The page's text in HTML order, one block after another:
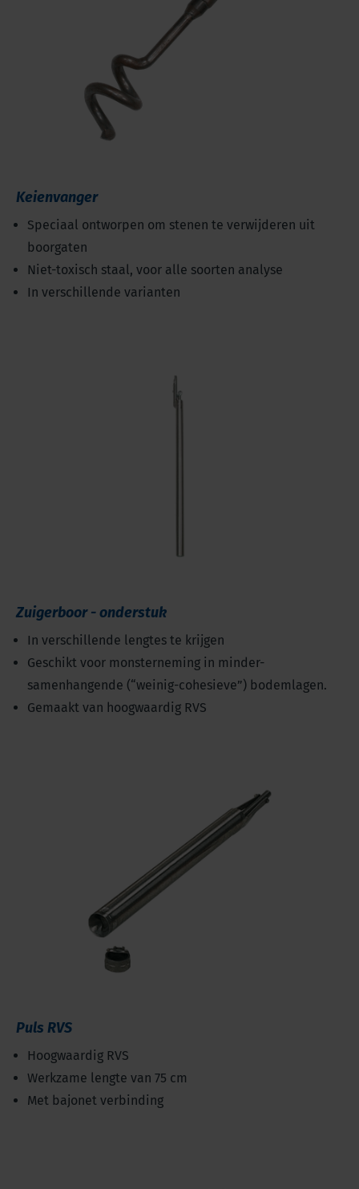
Keienvanger
Speciaal ontworpen om stenen te verwijderen uit
boorgaten
Niet-toxisch staal, voor alle soorten analyse
In verschillende varianten
Zuigerboor - onderstuk
In verschillende lengtes te krijgen
Geschikt voor monsterneming in minder-
samenhangende (“weinig-cohesieve”) bodemlagen.
Gemaakt van hoogwaardig RVS
Puls RVS
Hoogwaardig RVS
Werkzame lengte van 75 cm
Met bajonet verbinding